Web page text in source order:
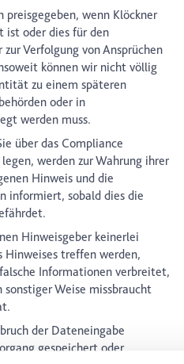
wenn Klöckner
ist oder dies für den
Verfolgung von Ansprüchen
können wir nicht völlig
zu einem späteren
oder in
werden muss.
über das Compliance
werden zur Wahrung ihrer
Hinweis und die
informiert, sobald dies die
Hinweisgeber keinerlei
Hinweises treffen werden,
Informationen verbreitet,
Weise missbraucht
der Dateneingabe
gespeichert oder